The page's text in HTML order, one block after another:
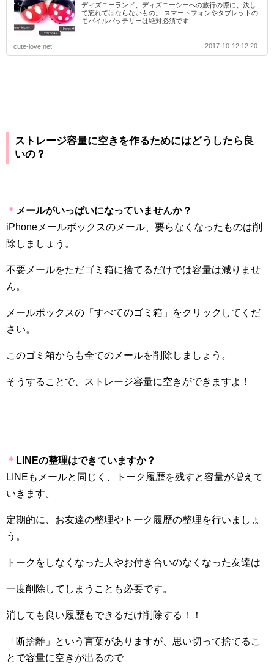
ディズニーランド、ディズニーシーへの旅行の際に、決し
て忘れてはならないもの。 スマートフォンやタブレットの
モバイルバッテリーは絶対必須です...
cute-love.net 2017-10-12 12:20
ストレージ容量に空きを作るためにはどうしたら良
いの？
＊ メールがいっぱいになっていませんか？
iPhone メールボックスのメール、要らなくなったものは削
除しましょう。
不要メールをただゴミ箱に捨てるだけでは容量は減りませ
ん。
メールボックスの「すべてのゴミ箱」をクリックしてくだ
さい。
このゴミ箱からも全てのメールを削除しましょう。
そうすることで、ストレージ容量に空きができますよ！
＊ LINEの整理はできていますか？
LINE もメールと同じく、トーク履歴を残すと容量が増えて
いきます。
定期的に、お友達の整理やトーク履歴の整理を行いましょ
う。
トークをしなくなった人やお付き合いのなくなった友達は
一度削除してしまうことも必要です。
消しても良い履歴もできるだけ削除する！！
「断捨離」という言葉がありますが、思い切って捨てるこ
とで容量に空きが出るので